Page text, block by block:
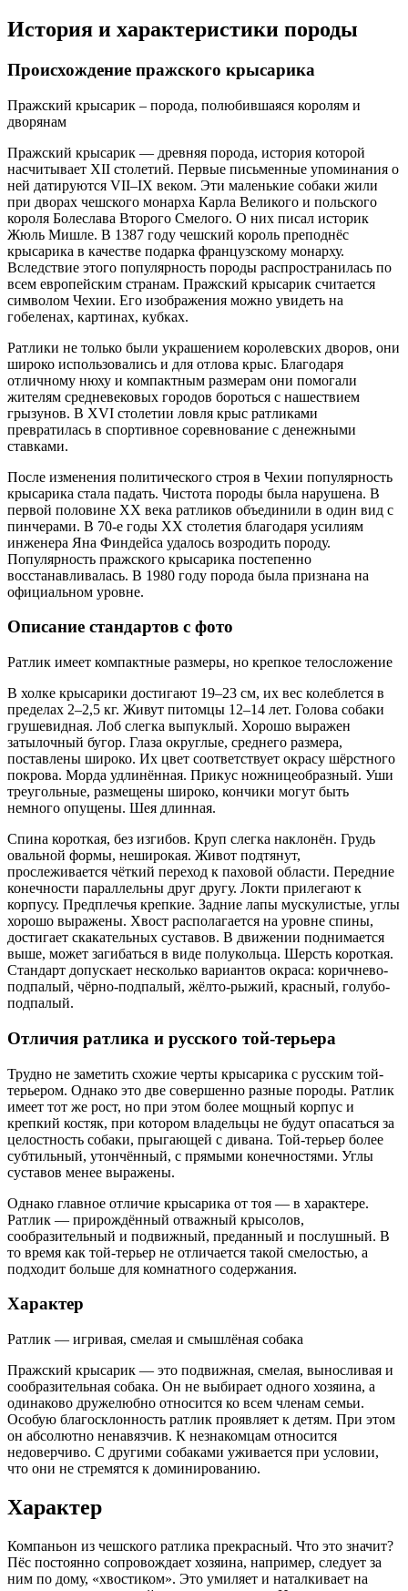
История и характеристики породы
Происхождение пражского крысарика
Пражский крысарик – порода, полюбившаяся королям и
дворянам
Пражский крысарик — древняя порода, история которой
насчитывает XII столетий. Первые письменные упоминания о
ней датируются VII–IX веком. Эти маленькие собаки жили
при дворах чешского монарха Карла Великого и польского
короля Болеслава Второго Смелого. О них писал историк
Жюль Мишле. В 1387 году чешский король преподнёс
крысарика в качестве подарка французскому монарху.
Вследствие этого популярность породы распространилась по
всем европейским странам. Пражский крысарик считается
символом Чехии. Его изображения можно увидеть на
гобеленах, картинах, кубках.
Ратлики не только были украшением королевских дворов, они
широко использовались и для отлова крыс. Благодаря
отличному нюху и компактным размерам они помогали
жителям средневековых городов бороться с нашествием
грызунов. В XVI столетии ловля крыс ратликами
превратилась в спортивное соревнование с денежными
ставками.
После изменения политического строя в Чехии популярность
крысарика стала падать. Чистота породы была нарушена. В
первой половине XX века ратликов объединили в один вид с
пинчерами. В 70-е годы XX столетия благодаря усилиям
инженера Яна Финдейса удалось возродить породу.
Популярность пражского крысарика постепенно
восстанавливалась. В 1980 году порода была признана на
официальном уровне.
Описание стандартов с фото
Ратлик имеет компактные размеры, но крепкое телосложение
В холке крысарики достигают 19–23 см, их вес колеблется в
пределах 2–2,5 кг. Живут питомцы 12–14 лет. Голова собаки
грушевидная. Лоб слегка выпуклый. Хорошо выражен
затылочный бугор. Глаза округлые, среднего размера,
поставлены широко. Их цвет соответствует окрасу шёрстного
покрова. Морда удлинённая. Прикус ножницеобразный. Уши
треугольные, размещены широко, кончики могут быть
немного опущены. Шея длинная.
Спина короткая, без изгибов. Круп слегка наклонён. Грудь
овальной формы, неширокая. Живот подтянут,
прослеживается чёткий переход к паховой области. Передние
конечности параллельны друг другу. Локти прилегают к
корпусу. Предплечья крепкие. Задние лапы мускулистые, углы
хорошо выражены. Хвост располагается на уровне спины,
достигает скакательных суставов. В движении поднимается
выше, может загибаться в виде полукольца. Шерсть короткая.
Стандарт допускает несколько вариантов окраса: коричнево-
подпалый, чёрно-подпалый, жёлто-рыжий, красный, голубо-
подпалый.
Отличия ратлика и русского той-терьера
Трудно не заметить схожие черты крысарика с русским той-
терьером. Однако это две совершенно разные породы. Ратлик
имеет тот же рост, но при этом более мощный корпус и
крепкий костяк, при котором владельцы не будут опасаться за
целостность собаки, прыгающей с дивана. Той-терьер более
субтильный, утончённый, с прямыми конечностями. Углы
суставов менее выражены.
Однако главное отличие крысарика от тоя — в характере.
Ратлик — прирождённый отважный крысолов,
сообразительный и подвижный, преданный и послушный. В
то время как той-терьер не отличается такой смелостью, а
подходит больше для комнатного содержания.
Характер
Ратлик — игривая, смелая и смышлёная собака
Пражский крысарик — это подвижная, смелая, выносливая и
сообразительная собака. Он не выбирает одного хозяина, а
одинаково дружелюбно относится ко всем членам семьи.
Особую благосклонность ратлик проявляет к детям. При этом
он абсолютно ненавязчив. К незнакомцам относится
недоверчиво. С другими собаками уживается при условии,
что они не стремятся к доминированию.
Характер
Компаньон из чешского ратлика прекрасный. Что это значит?
Пёс постоянно сопровождает хозяина, например, следует за
ним по дому, «хвостиком». Это умиляет и наталкивает на